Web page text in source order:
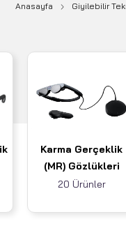
Anasayfa Giyilebilir
Karma Gerçeklik
(MR) Gözlükleri
20 Ürünler